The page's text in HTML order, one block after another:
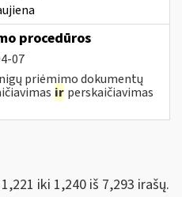
procedūros
07
priėmimo dokumentų
ir perskaičiavimas
iki 1,240 iš 7,293 irašų.